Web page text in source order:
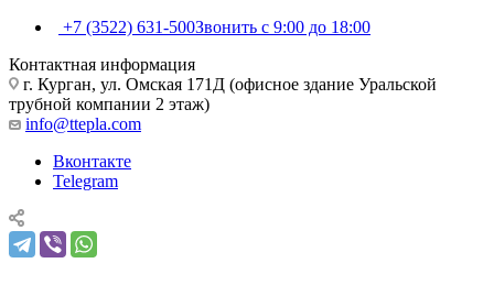
+7 (3522) 631-500Звонить с 9:00 до 18:00
Контактная информация
г. Курган, ул. Омская 171Д (офисное здание Уральской
трубной компании 2 этаж)
info@ttepla.com
Вконтакте
Telegram